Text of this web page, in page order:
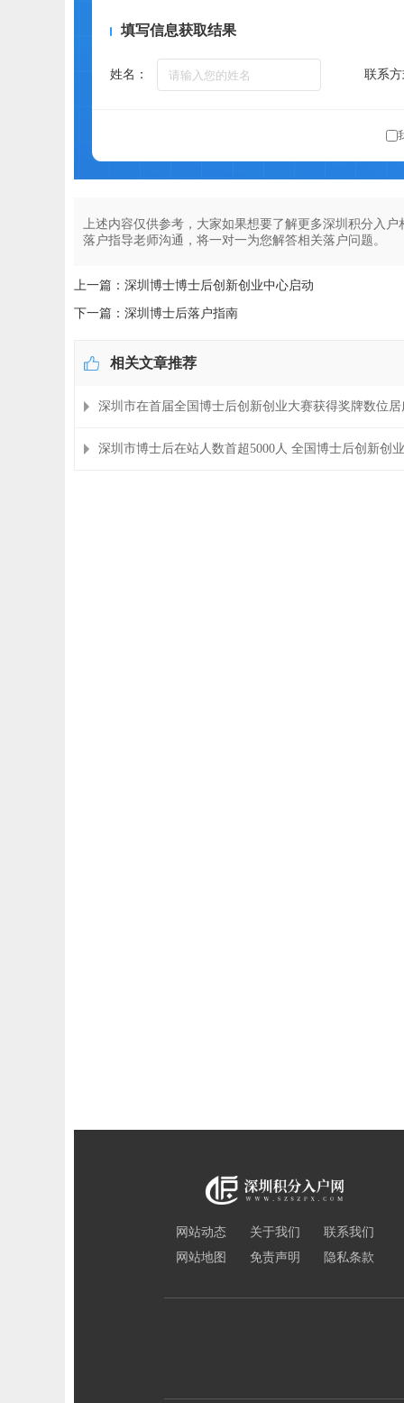
填写信息获取结果
姓名： 联系
上述内容仅供参考，大家如果想要了解更多深圳积分入
落户指导老师沟通，将一对一为您解答相关落户问题。
上一篇：深圳博士博士后创新创业中心启动
下一篇：深圳博士后落户指南
相关文章推荐
深圳市在首届全国博士后创新创业大赛获得奖牌数位
深圳市博士后在站人数首超5000人 全国博士后创新创
网站动态 关于我们
联系我们
网站地图
免责声明 隐私条款